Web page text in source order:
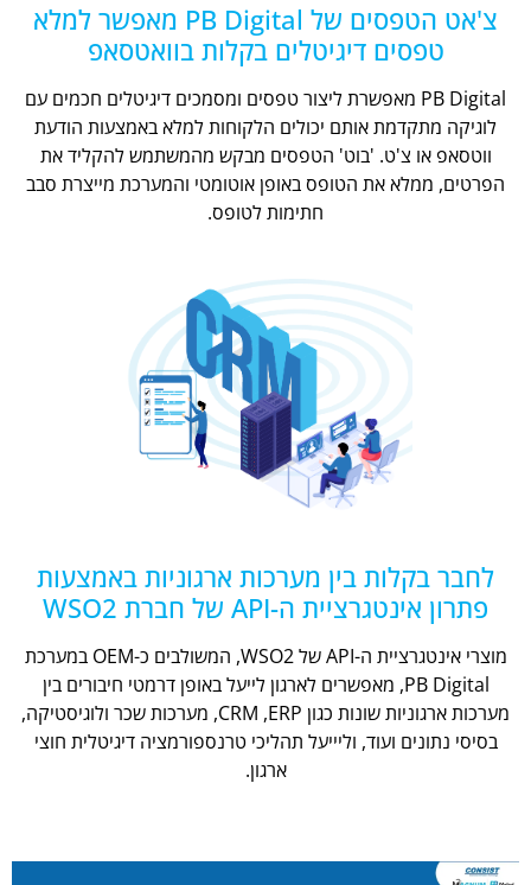
צ'אט הטפסים של PB Digital מאפשר למלא
טפסים דיגיטלים בקלות בוואטסאפ
PB Digital מאפשרת ליצור טפסים ומסמכים דיגיטלים חכמים עם
לוגיקה מתקדמת אותם יכולים הלקוחות למלא באמצעות הודעת
ווטסאפ או צ'ט. 'בוט' הטפסים מבקש מהמשתמש להקליד את
הפרטים, ממלא את הטופס באופן אוטומטי והמערכת מייצרת סבב
חתימות לטופס.
לחבר בקלות בין מערכות ארגוניות באמצעות
פתרון אינטגרציית ה-API של חברת WSO2
מוצרי אינטגרציית ה-API של WSO2, המשולבים כ-OEM במערכת
PB Digital, מאפשרים לארגון לייעל באופן דרמטי חיבורים בין
מערכות ארגוניות שונות כגון CRM ,ERP, מערכות שכר ולוגיסטיקה,
בסיסי נתונים ועוד, וליייעל תהליכי טרנספורמציה דיגיטלית חוצי
ארגון.